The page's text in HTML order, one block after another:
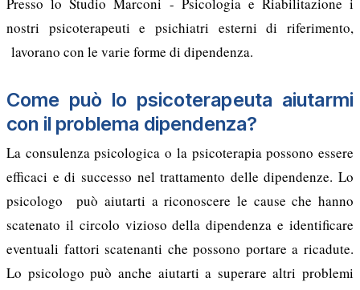
nostri psicoterapeuti e psichiatri esterni di riferimento,
lavorano con le varie forme di dipendenza.
Come può lo psicoterapeuta aiutarmi
con il problema dipendenza?
La consulenza psicologica o la psicoterapia possono essere
efficaci e di successo nel trattamento delle dipendenze. Lo
psicologo può aiutarti a riconoscere le cause che hanno
scatenato il circolo vizioso della dipendenza e identificare
eventuali fattori scatenanti che possono portare a ricadute.
Lo psicologo può anche aiutarti a superare altri problemi